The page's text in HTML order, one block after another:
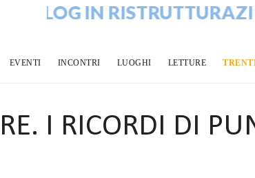
BLOG IN
EVENTI INCONTRI LUOGHI LETTURE
I RICORDI DI